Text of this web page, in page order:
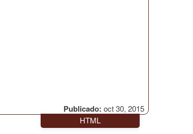
Publicado: oct 30, 2015
HTML